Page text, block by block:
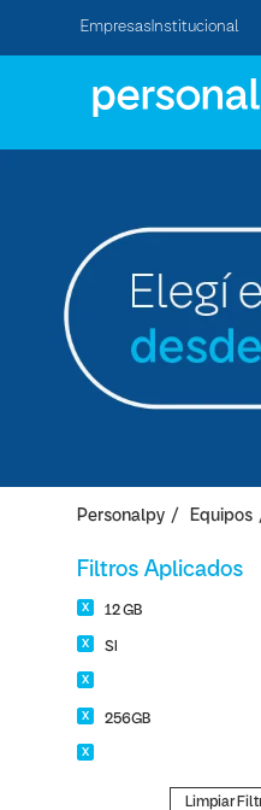
Empresas Institucional
Personalpy Equipos
Filtros Aplicados
12 GB
SI
256GB
Limpiar